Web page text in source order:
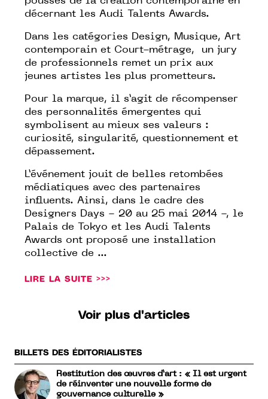
décernant les Audi Talents Awards.
Dans les catégories Design, Musique, Art
contemporain et Court-métrage, un jury
de professionnels remet un prix aux
jeunes artistes les plus prometteurs.
Pour la marque, il s’agit de récompenser
des personnalités émergentes qui
symbolisent au mieux ses valeurs :
curiosité, singularité, questionnement et
dépassement.
L’événement jouit de belles retombées
médiatiques avec des partenaires
influents. Ainsi, dans le cadre des
Designers Days - 20 au 25 mai 2014 -, le
Palais de Tokyo et les Audi Talents
Awards ont proposé une installation
collective de ...
LIRE LA SUITE >>>
Voir plus d'articles
BILLETS DES ÉDITORIALISTES
Restitution des œuvres d’art : « Il est urgent
de réinventer une nouvelle forme de
gouvernance culturelle »